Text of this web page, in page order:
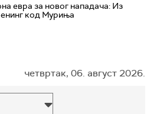
евра за новог нападача: Из
код Муриња
четвртак, 06. август 2026.